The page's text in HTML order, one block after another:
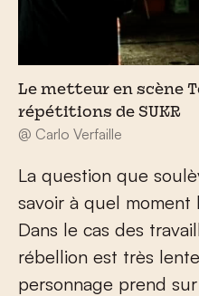
Le metteur en scène
répétitions de SUKR
@ Carlo Verfaille
La question que
savoir à quel moment
Dans le cas des
rébellion est très
personnage prend